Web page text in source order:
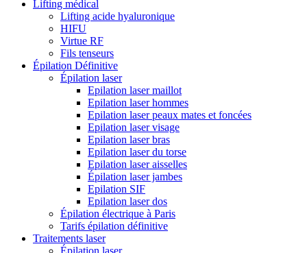
Lifting médical
Lifting acide hyaluronique
HIFU
Virtue RF
Fils tenseurs
Épilation Définitive
Épilation laser
Epilation laser maillot
Epilation laser hommes
Epilation laser peaux mates et foncées
Epilation laser visage
Epilation laser bras
Epilation laser du torse
Epilation laser aisselles
Épilation laser jambes
Epilation SIF
Epilation laser dos
Épilation électrique à Paris
Tarifs épilation définitive
Traitements laser
Épilation laser